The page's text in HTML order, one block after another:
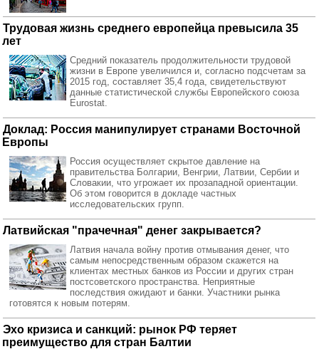
Трудовая жизнь среднего европейца превысила 35
лет
Средний показатель продолжительности трудовой
жизни в Европе увеличился и, согласно подсчетам за
2015 год, составляет 35,4 года, свидетельствуют
данные статистической службы Европейского союза
Eurostat.
Доклад: Россия манипулирует странами Восточной
Европы
Россия осуществляет скрытое давление на
правительства Болгарии, Венгрии, Латвии, Сербии и
Словакии, что угрожает их прозападной ориентации.
Об этом говорится в докладе частных
исследовательских групп.
Латвийская "прачечная" денег закрывается?
Латвия начала войну против отмывания денег, что
самым непосредственным образом скажется на
клиентах местных банков из России и других стран
постсоветского пространства. Неприятные
последствия ожидают и банки. Участники рынка
готовятся к новым потерям.
Эхо кризиса и санкций: рынок РФ теряет
преимущество для стран Балтии